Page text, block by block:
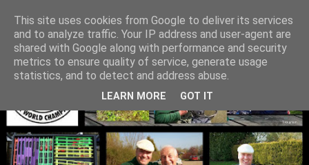
This site uses cookies from Google to deliver its services
and to analyze traffic. Your IP address and user-agent are
shared with Google along with performance and security
metrics to ensure quality of service, generate usage
statistics, and to detect and address abuse.
LEARN MORE GOT IT